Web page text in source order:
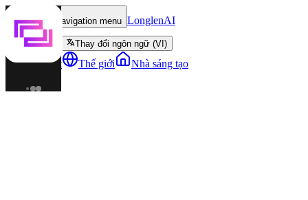
Toggle navigation menu LonglenAI
Thay đổi ngôn ngữ (VI)
Nhân vật Thế giới Nhà sáng tạo